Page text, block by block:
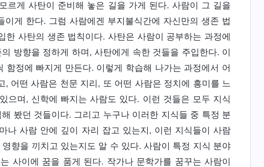
르게 사탄이 준비해 놓은 길을 가게 된다. 사람이 그 길을
게 한다. 그럼 사람에겐 부지불식간에 자신만의 생존 법
사탄의 생존 법칙이다. 사탄은 사람이 공부하는 과정에
방향을 정하게 하며, 사탄에게 속한 것들을 주입한다. 이
정에 빠지게 만든다. 이렇게 학습해 나가는 과정에서 어
어떤 사람은 천문 지리, 또 어떤 사람은 정치에 흥미를 느
으며, 신학에 빠지는 사람도 있다. 이런 것들은 모두 지식
봤던 것들이다. 그리고 누구나 이러한 지식들 중 특정 분
나 사람 안에 깊이 자리 잡고 있는지, 이런 지식들이 사람
향을 끼치고 있는지도 알 수 있다. 사람이 특정 지식 분야
사이에 꿈을 품게 된다. 작가나 문학가를 꿈꾸는 사람이